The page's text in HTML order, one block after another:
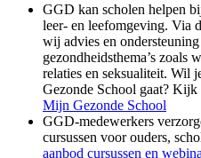
GGD kan scholen helpen
leer- en leefomgeving. Via
wij advies en
gezondheidsthema’s zoals
relaties en seksualiteit. Wil
Gezonde School gaat? Kijk
Mijn Gezonde School
GGD-medewerkers
cursussen voor ouders,
aanbod cursussen en